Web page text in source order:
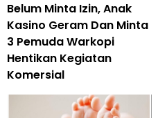
Belum Minta Izin, Anak
Kasino Geram Dan Minta
3 Pemuda Warkopi
Hentikan Kegiatan
Komersial